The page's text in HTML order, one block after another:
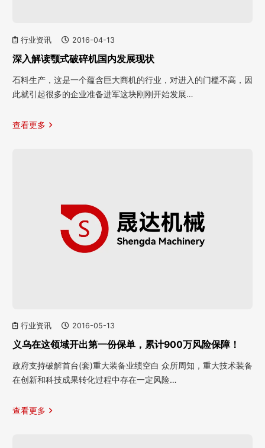
行业资讯 2016-04-13
深入解读颚式破碎机国内发展现状
石料生产，这是一个蕴含巨大商机的行业，对进入的门槛不高，因
此就引起很多的企业准备进军这块刚刚开始发展…
查看更多
行业资讯 2016-05-13
义乌在这领域开出第一份保单，累计900万风险保障！
政府支持破解首台(套)重大装备业绩空白 众所周知，重大技术装备
在创新和科技成果转化过程中存在一定风险…
查看更多